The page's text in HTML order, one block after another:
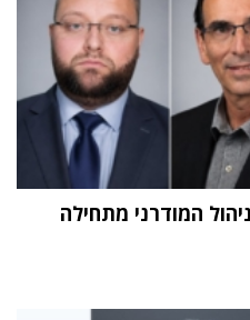
המודרני מתחילה